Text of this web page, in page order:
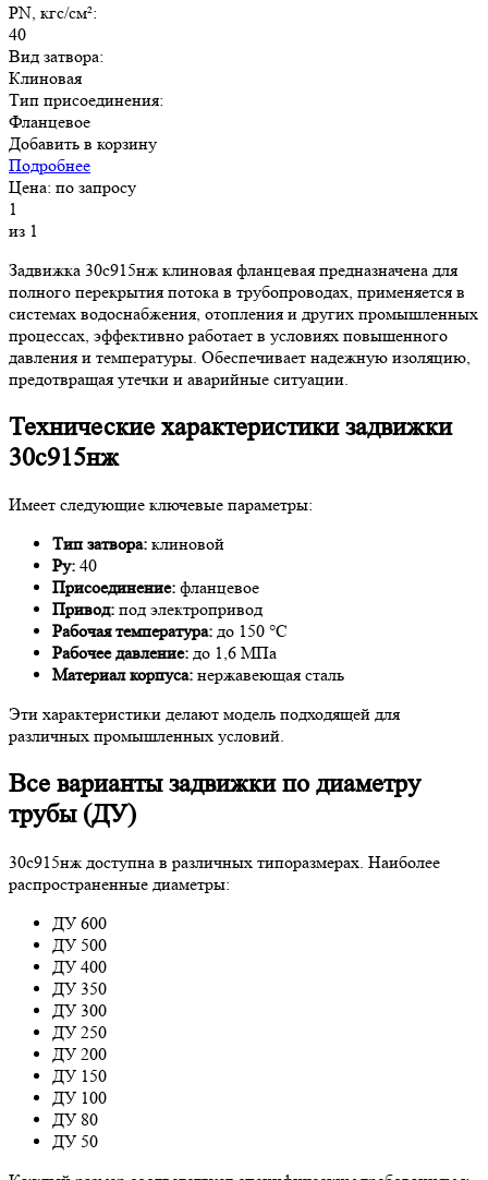
PN, кгс/см²:
40
Вид затвора:
Клиновая
Тип присоединения:
Фланцевое
Добавить в корзину
Подробнее
Цена: по запросу
1
из 1
Задвижка 30с915нж клиновая фланцевая предназначена для
полного перекрытия потока в трубопроводах, применяется в
системах водоснабжения, отопления и других промышленных
процессах, эффективно работает в условиях повышенного
давления и температуры. Обеспечивает надежную изоляцию,
предотвращая утечки и аварийные ситуации.
Технические характеристики задвижки
30с915нж
Имеет следующие ключевые параметры:
Тип затвора: клиновой
Ру: 40
Присоединение: фланцевое
Привод: под электропривод
Рабочая температура: до 150 °C
Рабочее давление: до 1,6 МПа
Материал корпуса: нержавеющая сталь
Эти характеристики делают модель подходящей для
различных промышленных условий.
Все варианты задвижки по диаметру
трубы (ДУ)
30с915нж доступна в различных типоразмерах. Наиболее
распространенные диаметры:
ДУ 600
ДУ 500
ДУ 400
ДУ 350
ДУ 300
ДУ 250
ДУ 200
ДУ 150
ДУ 100
ДУ 80
ДУ 50